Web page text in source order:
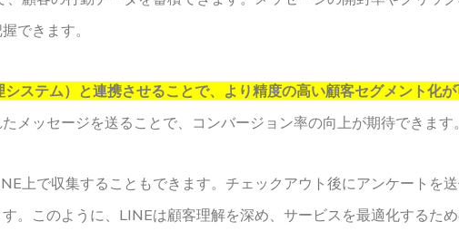
できます。
ステム）と連携させることで、より精度の高い顧客セグメント化
メッセージを送ることで、コンバージョン率の向上が期待できます
上で収集することもできます。チェックアウト後にアンケートを
。このように、LINEは顧客理解を深め、サービスを最適化するた